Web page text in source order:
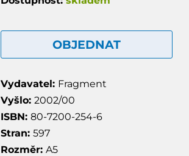
OBJEDNAT
Vydavatel: Fragment
Vyšlo: 2002/00
ISBN: 80-7200-254-6
Stran: 597
Rozměr: A5